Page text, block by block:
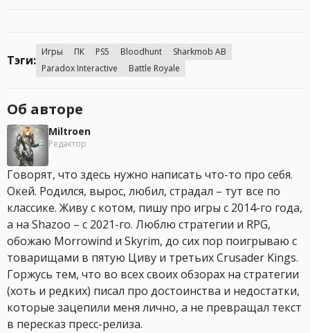
Тэги:
Игры ПК PS5 Bloodhunt
Sharkmob AB
Paradox Interactive
Battle Royale
Об авторе
Miltroen
Редактор
Говорят, что здесь нужно написать что-то про себя.
Окей. Родился, вырос, любил, страдал – тут все по
классике. Живу с котом, пишу про игры с 2014-го года,
а на Shazoo – с 2021-го. Люблю стратегии и RPG,
обожаю Morrowind и Skyrim, до сих пор поигрываю с
товарищами в пятую Циву и третьих Crusader Kings.
Горжусь тем, что во всех своих обзорах на стратегии
(хоть и редких) писал про достоинства и недостатки,
которые зацепили меня лично, а не превращал текст
в пересказ пресс-релиза.